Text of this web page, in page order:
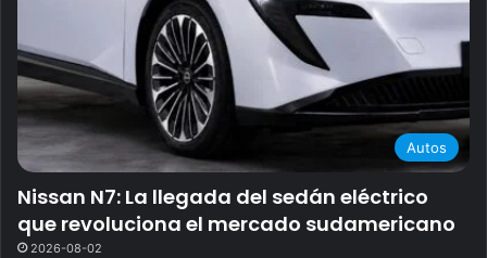
Autos
Nissan N7: La llegada del sedán eléctrico
que revoluciona el mercado sudamericano
2026-08-02